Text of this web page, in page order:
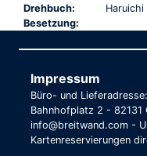
Drehbuch:
Haruichi
Besetzung:
Impressum
Büro- und
Bahnhofplatz 2 -
info@breitwand.com -
Kartenreservierungen